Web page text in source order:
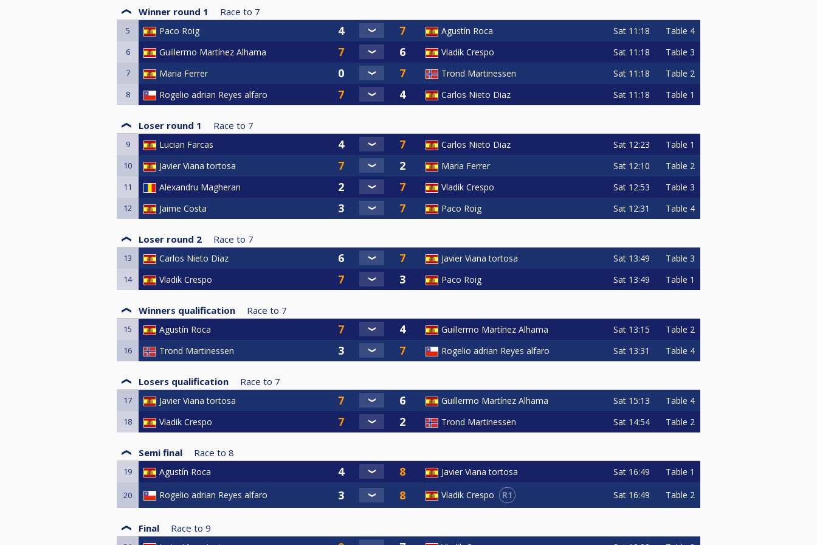
Winner round 1 Race to 7
5 Paco Roig Agustín Roca Sat 11:18 Table 4
6 Guillermo Martínez Alhama Vladik Crespo Sat 11:18 Table 3
7 Maria Ferrer Trond Martinessen Sat 11:18 Table 2
8 Rogelio adrian Reyes alfaro Carlos Nieto Diaz Sat 11:18 Table 1
Loser round 1 Race to 7
9 Lucian Farcas Carlos Nieto Diaz Sat 12:23 Table 1
10 Javier Viana tortosa Maria Ferrer Sat 12:10 Table 2
11 Alexandru Magheran Vladik Crespo Sat 12:53 Table 3
12 Jaime Costa Paco Roig Sat 12:31 Table 4
Loser round 2 Race to 7
13 Carlos Nieto Diaz Javier Viana tortosa Sat 13:49 Table 3
14 Vladik Crespo Paco Roig Sat 13:49 Table 1
Winners qualification Race to 7
15 Agustín Roca Guillermo Martínez Alhama Sat 13:15 Table 2
16 Trond Martinessen Rogelio adrian Reyes alfaro Sat 13:31 Table 4
Losers qualification Race to 7
17 Javier Viana tortosa Guillermo Martínez Alhama Sat 15:13 Table 4
18 Vladik Crespo Trond Martinessen Sat 14:54 Table 2
Semi final Race to 8
19 Agustín Roca Javier Viana tortosa Sat 16:49 Table 1
20 Rogelio adrian Reyes alfaro Vladik Crespo R1 Sat 16:49 Table 2
Final Race to 9